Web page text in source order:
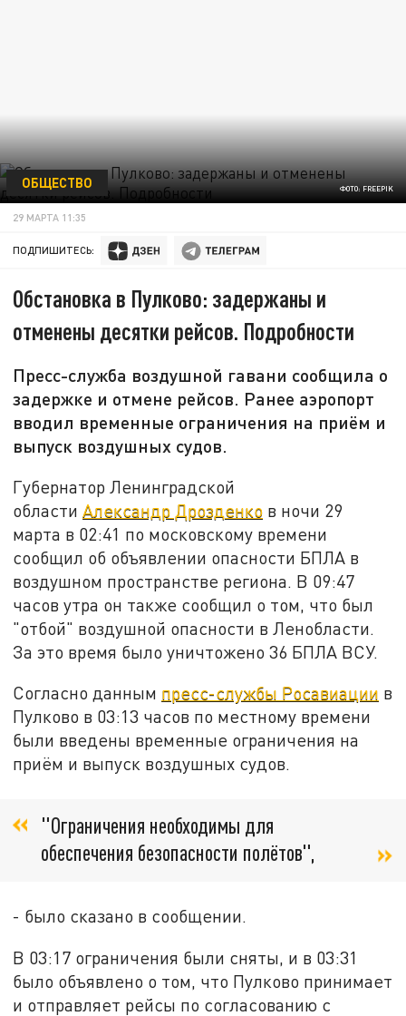
ФОТО: FREEPIK
ОБЩЕСТВО
29 МАРТА 11:35
ПОДПИШИТЕСЬ:
Обстановка в Пулково: задержаны и
отменены десятки рейсов. Подробности
Пресс-служба воздушной гавани сообщила о
задержке и отмене рейсов. Ранее аэропорт
вводил временные ограничения на приём и
выпуск воздушных судов.
Губернатор Ленинградской
областиАлександр Дрозденко в ночи 29
марта в 02:41 по московскому времени
сообщил об объявлении опасности БПЛА в
воздушном пространстве региона. В 09:47
часов утра он также сообщил о том, что был
"отбой" воздушной опасности в Ленобласти.
За это время было уничтожено 36 БПЛА ВСУ.
Согласно данным пресс-службы Росавиации в
Пулково в 03:13 часов по местному времени
были введены временные ограничения на
приём и выпуск воздушных судов.
"Ограничения необходимы для
обеспечения безопасности полётов",
- было сказано в сообщении.
В 03:17 ограничения были сняты, и в 03:31
было объявлено о том, что Пулково принимает
и отправляет рейсы по согласованию с